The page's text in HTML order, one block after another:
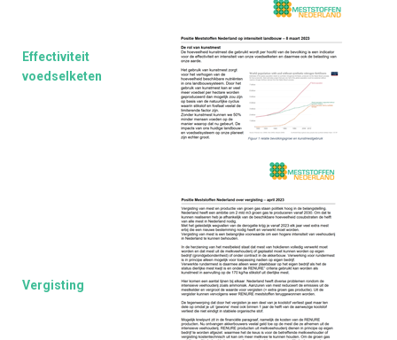
Effectiviteit
voedselketen
Vergisting